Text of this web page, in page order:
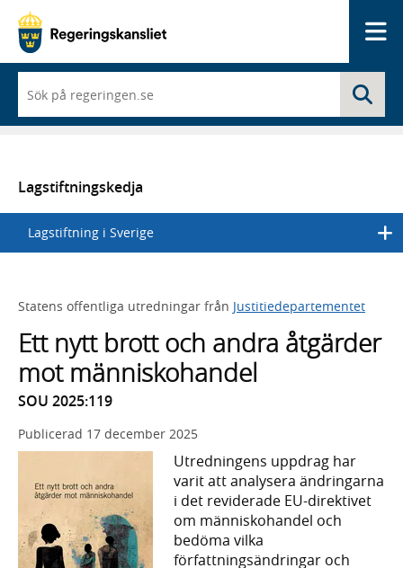
du
börjar
skriva
en
lista
med
sökförslag
Lagstiftningskedja
Lagstiftning i Sverige
Statens offentliga utredningar från Justitiedepartementet
Ett nytt brott och andra åtgärder
mot människohandel
SOU 2025:119
Publicerad 17 december 2025
Utredningens uppdrag har
varit att analysera ändringarna
i det reviderade EU-direktivet
om människohandel och
bedöma vilka
författningsändringar och